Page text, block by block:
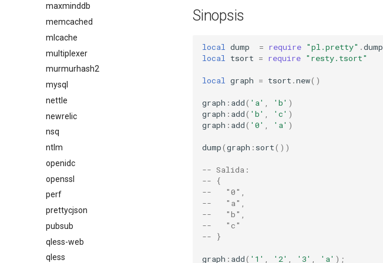
maxminddb
memcached
mlcache
multiplexer
murmurhash2
mysql
nettle
newrelic
nsq
ntlm
openidc
openssl
perf
prettycjson
pubsub
qless-web
qless
Sinopsis
local dump = require "pl.pretty" .dump
local
tsort = require "resty.tsort"
local graph = tsort .new()
graph : add( 'a' 'b' )
graph : add( 'b' 'c' )
graph : add( '0' 'a' )
dump(graph : sort())
-- Salida:
-- {
--   "0",
--   "a",
--   "b",
--   "c"
-- }
graph : add( '1' '2' '3' 'a' );